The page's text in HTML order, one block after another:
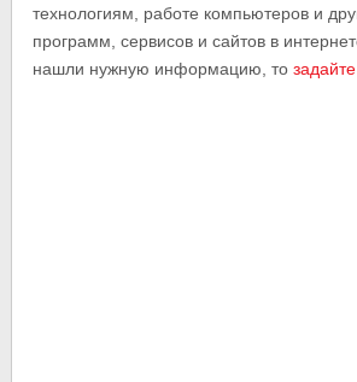
технологиям, работе компьютеров и
программ, сервисов и сайтов в
нашли нужную информацию, то